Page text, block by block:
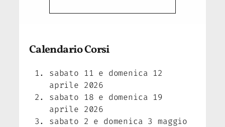
Calendario Corsi
sabato 11 e domenica 12
aprile 2026
sabato 18 e domenica 19
aprile 2026
sabato 2 e domenica 3 maggio